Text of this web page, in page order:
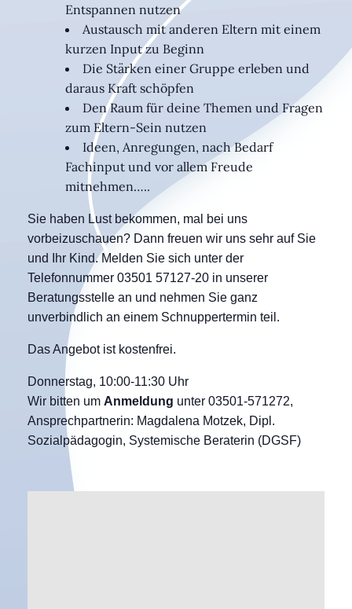
Entspannen nutzen
Austausch mit anderen Eltern mit einem
kurzen Input zu Beginn
Die Stärken einer Gruppe erleben und
daraus Kraft schöpfen
Den Raum für deine Themen und Fragen
zum Eltern-Sein nutzen
Ideen, Anregungen, nach Bedarf
Fachinput und vor allem Freude
mitnehmen…..
Sie haben Lust bekommen, mal bei uns
vorbeizuschauen? Dann freuen wir uns sehr auf Sie
und Ihr Kind. Melden Sie sich unter der
Telefonnummer 03501 57127-20 in unserer
Beratungsstelle an und nehmen Sie ganz
unverbindlich an einem Schnuppertermin teil.
Das Angebot ist kostenfrei.
Donnerstag, 10:00-11:30 Uhr
Wir bitten um Anmeldung unter 03501-571272,
Ansprechpartnerin: Magdalena Motzek, Dipl.
Sozialpädagogin, Systemische Beraterin (DGSF)